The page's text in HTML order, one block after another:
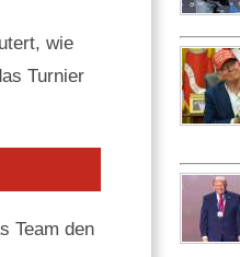
wie
Turnier
Team den